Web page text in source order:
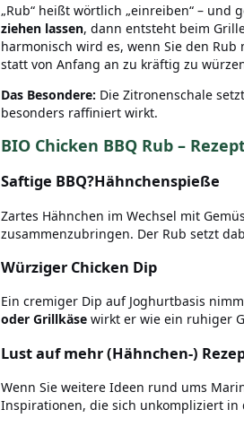
„Rub“ heißt wörtlich „einreiben“ – und
ziehen lassen, dann entsteht beim
harmonisch wird es, wenn Sie den Rub
statt von Anfang an zu kräftig zu
Das Besondere: Die Zitronenschale
besonders raffiniert wirkt.
BIO Chicken BBQ Rub –
Saftige BBQ?Hähnchenspieße
Zartes Hähnchen im Wechsel mit
zusammenzubringen. Der Rub setzt
Würziger Chicken Dip
Ein cremiger Dip auf Joghurtbasis
oder Grillkäse wirkt er wie ein ruhiger
Lust auf mehr (Hähnchen-)
Wenn Sie weitere Ideen rund ums
Inspirationen, die sich unkompliziert in